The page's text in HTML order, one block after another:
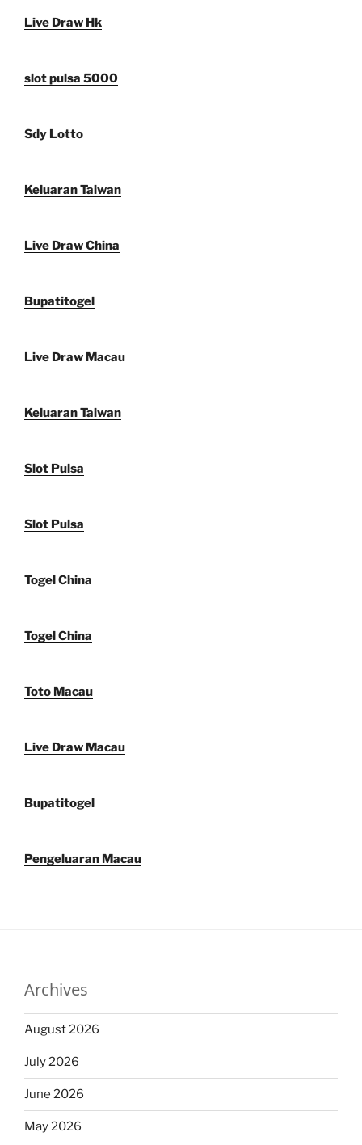
Live Draw Hk
slot pulsa 5000
Sdy Lotto
Keluaran Taiwan
Live Draw China
Bupatitogel
Live Draw Macau
Keluaran Taiwan
Slot Pulsa
Slot Pulsa
Togel China
Togel China
Toto Macau
Live Draw Macau
Bupatitogel
Pengeluaran Macau
Archives
August 2026
July 2026
June 2026
May 2026